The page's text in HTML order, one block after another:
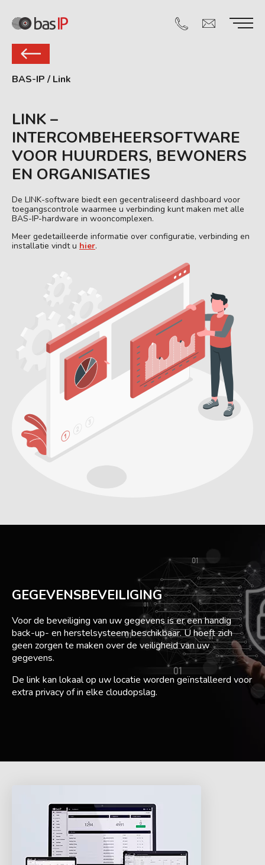
BAS-IP / Link
LINK –
INTERCOMBEHEERSOFTWARE
VOOR HUURDERS, BEWONERS
EN ORGANISATIES
De LINK-software biedt een gecentraliseerd dashboard voor
toegangscontrole waarmee u verbinding kunt maken met alle
BAS-IP-hardware in wooncomplexen.
Meer gedetailleerde informatie over configuratie, verbinding en
installatie vindt u hier.
GEGEVENSBEVEILIGING
Voor de beveiliging van uw gegevens is er een handig
back-up- en herstelsysteem beschikbaar. U hoeft zich
geen zorgen te maken over de veiligheid van uw
gegevens.
De link kan lokaal op uw locatie worden geïnstalleerd voor
extra privacy of in elke cloudopslag.